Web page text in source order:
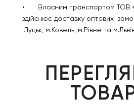
•
Власним транспортом
здійснює доставку оптових
.Луцьк, м.Ковель, м.Рівне та